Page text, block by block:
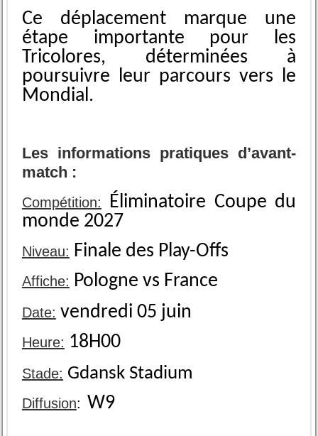
Ce déplacement marque une
étape importante pour les
Tricolores, déterminées à
poursuivre leur parcours vers le
Mondial.
Les informations pratiques d’avant-
match :
Compétition:
Éliminatoire Coupe du
monde 2027
Niveau: Finale des Play-Offs
Affiche: Pologne vs France
Date: vendredi 05 juin
Heure: 18H00
Stade: Gdansk Stadium
Diffusion: W9